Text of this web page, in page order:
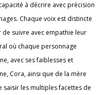
à décrire avec précision
Chaque voix est distincte
suivre avec empathie leur
où chaque personnage
avec ses faiblesses et
Cora, ainsi que de la mère
les multiples facettes de